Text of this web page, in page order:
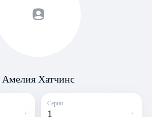
Амелия Хатчинс
Серии
1